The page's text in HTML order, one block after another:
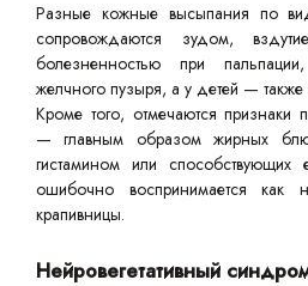
Разные кожные высыпания по
сопровождаются зудом,
болезненностью при
желчного пузыря, а у детей — также
Кроме того, отмечаются признаки
— главным образом жирных
гистамином или
ошибочно воспринимается как
крапивницы.
Нейровегетативный